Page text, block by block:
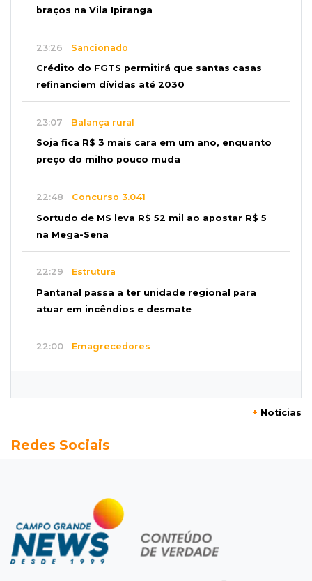
braços na Vila Ipiranga
23:26 Sancionado
Crédito do FGTS permitirá que santas casas
refinanciem dívidas até 2030
23:07 Balança rural
Soja fica R$ 3 mais cara em um ano, enquanto
preço do milho pouco muda
22:48 Concurso 3.041
Sortudo de MS leva R$ 52 mil ao apostar R$ 5
na Mega-Sena
22:29 Estrutura
Pantanal passa a ter unidade regional para
atuar em incêndios e desmate
22:00 Emagrecedores
Granizo danifica telhados e plantações
Agregado
Inter perde para o Corinthians mas avança às
quartas da Copa do Brasil
+ Notícias
Redes Sociais